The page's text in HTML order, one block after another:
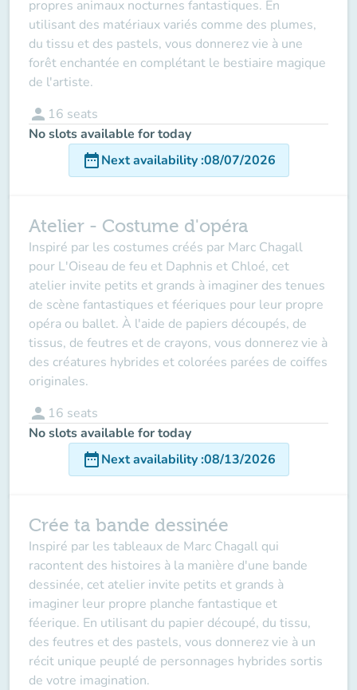
propres animaux nocturnes fantastiques. En
utilisant des matériaux variés comme des plumes,
du tissu et des pastels, vous donnerez vie à une
forêt enchantée en complétant le bestiaire magique
de l'artiste.
person 16 seats
No slots available for today
date_rangeNext availability:08/07/2026
Atelier - Costume d'opéra
Inspiré par les costumes créés par Marc Chagall
pour L'Oiseau de feu et Daphnis et Chloé, cet
atelier invite petits et grands à imaginer des tenues
de scène fantastiques et féeriques pour leur propre
opéra ou ballet. À l'aide de papiers découpés, de
tissus, de feutres et de crayons, vous donnerez vie à
des créatures hybrides et colorées parées de coiffes
originales.
person 16 seats
No slots available for today
date_rangeNext availability:08/13/2026
Crée ta bande dessinée
Inspiré par les tableaux de Marc Chagall qui
racontent des histoires à la manière d'une bande
dessinée, cet atelier invite petits et grands à
imaginer leur propre planche fantastique et
féerique. En utilisant du papier découpé, du tissu,
des feutres et des pastels, vous donnerez vie à un
récit unique peuplé de personnages hybrides sortis
de votre imagination.